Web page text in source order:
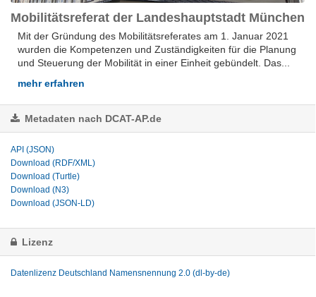
Mobilitätsreferat der Landeshauptstadt München
Mit der Gründung des Mobilitätsreferates am 1. Januar 2021
wurden die Kompetenzen und Zuständigkeiten für die Planung
und Steuerung der Mobilität in einer Einheit gebündelt. Das...
mehr erfahren
Metadaten nach DCAT-AP.de
API (JSON)
Download (RDF/XML)
Download (Turtle)
Download (N3)
Download (JSON-LD)
Lizenz
Datenlizenz Deutschland Namensnennung 2.0 (dl-by-de)